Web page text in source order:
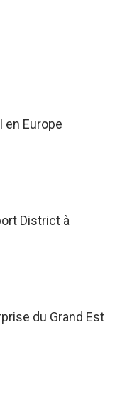
en Europe
District à
du Grand Est